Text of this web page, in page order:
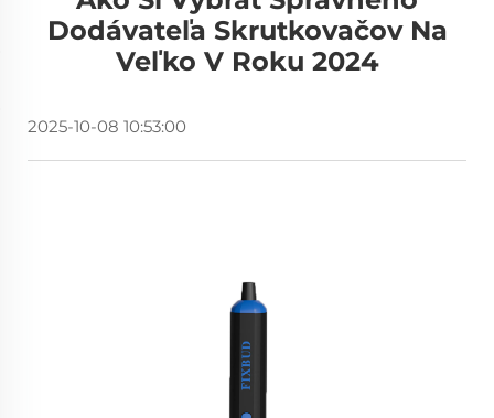
Dodávateľa Skrutkovačov Na
Veľko V Roku 2024
2025-10-08 10:53:00